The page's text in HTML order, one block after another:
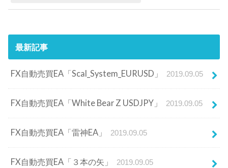
最新記事
FX自動売買EA「Scal_System_EURUSD」 2019.09.05
FX自動売買EA「White Bear Z USDJPY」 2019.09.05
FX自動売買EA「雷神EA」 2019.09.05
FX自動売買EA「３本の矢」 2019.09.05